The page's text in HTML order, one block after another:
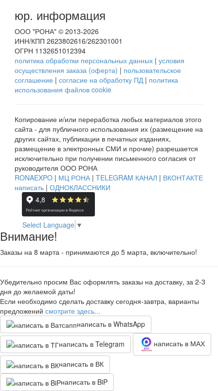
юр. информация
ООО "РОНА" © 2013-2026
ИНН/КПП 2623802616/262301001
ОГРН 1132651012394
политика обработки персональных данных | условия
осуществления заказа (оферта) | пользовательское
соглашение | согласие на обработку ПД| политика
использования файлов cookie
Копирование и/или переработка любых материалов этого
сайта - для публичного использования их (размещение на
других сайтах, публикации в печатных изданиях,
размещение в электронных СМИ и прочие) разрешается
исключительно при получении письменного согласия от
руководителя ООО РОНА
RONAEXPO | МЦ РОНА| TELEGRAM КАНАЛ | ВКОНТАКТЕ
написать | ОДНОКЛАССНИКИ
Select Language ▼
Внимание!
Заказы на 8 марта - принимаются до 5 марта, включительно!
Убедительно просим Вас оформлять заказы на доставку, за 2-3
дня до желаемой даты!
Если необходимо сделать доставку сегодня-завтра, варианты
предложений смотрите здесь...
написать в WhatsApp
написать в Telegram написать в МАХ
написать в ВК
написать в BiP